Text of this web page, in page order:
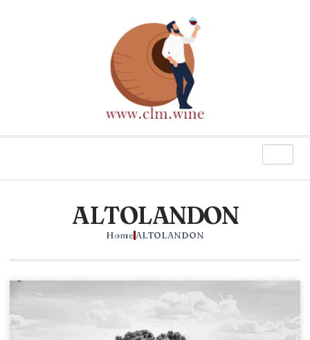
ALTOLANDON
HomeALTOLANDON